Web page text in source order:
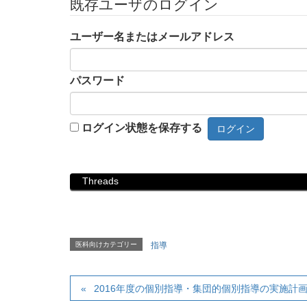
既存ユーザのログイン
ユーザー名またはメールアドレス
パスワード
ログイン状態を保存する
Threads
医科向けカテゴリー 指導
2016年度の個別指導・集団的個別指導の実施計